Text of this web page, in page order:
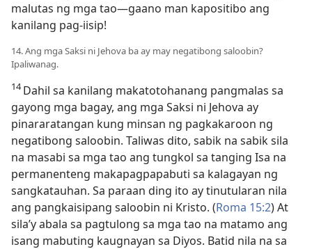
malutas ng mga tao​—gaano man kapositibo ang
kanilang pag-iisip!
14. Ang mga Saksi ni Jehova ba ay may negatibong saloobin?
Ipaliwanag.
14Dahil sa kanilang makatotohanang pangmalas sa
gayong mga bagay, ang mga Saksi ni Jehova ay
pinararatangan kung minsan ng pagkakaroon ng
negatibong saloobin. Taliwas dito, sabik na sabik sila
na masabi sa mga tao ang tungkol sa tanging Isa na
permanenteng makapagpapabuti sa kalagayan ng
sangkatauhan. Sa paraan ding ito ay tinutularan nila
ang pangkaisipang saloobin ni Kristo. (Roma 15:2) At
sila’y abala sa pagtulong sa mga tao na matamo ang
isang mabuting kaugnayan sa Diyos. Batid nila na sa